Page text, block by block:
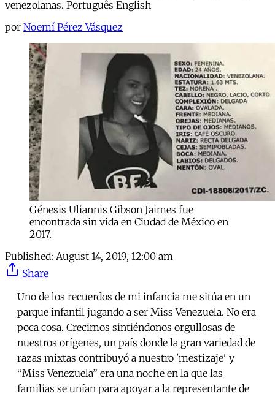
venezolanas. Português English
por Noemí Pérez Vásquez
Génesis Uliannis Gibson Jaimes fue
encontrada sin vida en Ciudad de México en
2017.
Published: August 14, 2019, 12:00 am
Share
Uno de los recuerdos de mi infancia me sitúa en un
parque infantil jugando a ser Miss Venezuela. No era
poca cosa. Crecimos sintiéndonos orgullosas de
nuestros orígenes, un país donde la gran variedad de
razas mixtas contribuyó a nuestro 'mestizaje' y
“Miss Venezuela” era una noche en la que las
familias se unían para apoyar a la representante de